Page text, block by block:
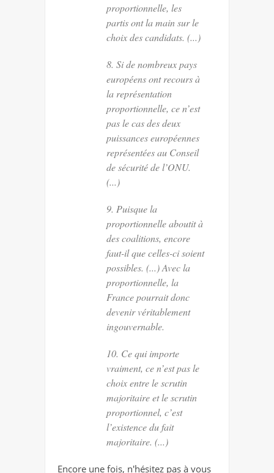
proportionnelle, les
partis ont la main sur le
choix des candidats. (...)
8. Si de nombreux pays
européens ont recours à
la représentation
proportionnelle, ce n’est
pas le cas des deux
puissances européennes
représentées au Conseil
de sécurité de l’ONU.
(...)
9. Puisque la
proportionnelle aboutit à
des coalitions, encore
faut-il que celles-ci soient
possibles. (...) Avec la
proportionnelle, la
France pourrait donc
devenir véritablement
ingouvernable.
10. Ce qui importe
vraiment, ce n’est pas le
choix entre le scrutin
majoritaire et le scrutin
proportionnel, c’est
l’existence du fait
majoritaire. (...)
Encore une fois, n'hésitez pas à vous